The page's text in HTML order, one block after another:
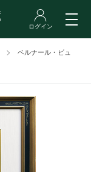
ベルナール・ビュ